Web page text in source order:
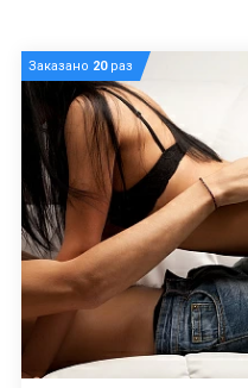
Заказано 20раз